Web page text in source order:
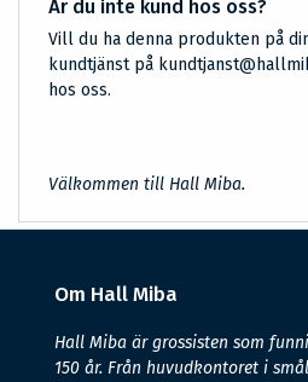
Är du inte kund hos oss?
Vill du ha denna produkten på
kundtjänst på
hos oss.
Välkommen till Hall Miba.
Om Hall Miba
Hall Miba är grossisten som
150 år. Från huvudkontoret i